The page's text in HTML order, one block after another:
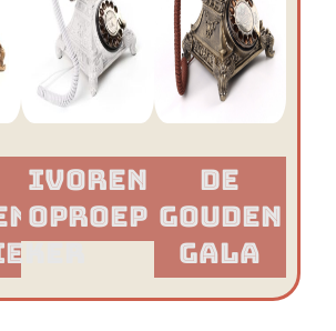
Ivoren
Oproep
De
Gouden
Gala